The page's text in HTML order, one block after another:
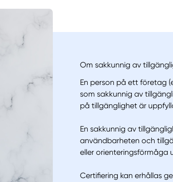
Manuellt
Om sakkunnig av
En person på ett företag
som sakkunnig av
på tillgänglighet är
En sakkunnig av
användbarheten och
eller orienteringsförmåga
Certifiering kan erhållas